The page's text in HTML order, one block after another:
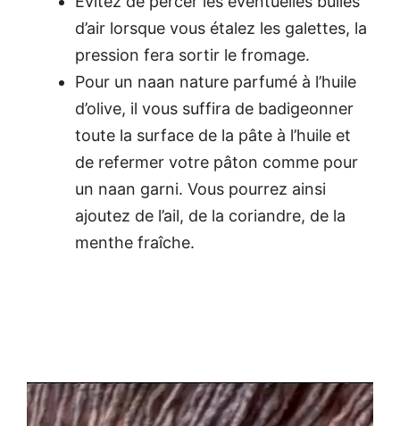
d’air lorsque vous étalez les galettes, la
pression fera sortir le fromage.
Pour un naan nature parfumé à l’huile
d’olive, il vous suffira de badigeonner
toute la surface de la pâte à l’huile et
de refermer votre pâton comme pour
un naan garni. Vous pourrez ainsi
ajoutez de l’ail, de la coriandre, de la
menthe fraîche.